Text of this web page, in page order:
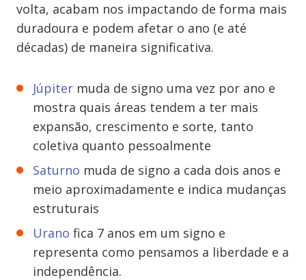
volta, acabam nos impactando de forma mais
duradoura e podem afetar o ano (e até
décadas) de maneira significativa.
Júpiter muda de signo uma vez por ano e
mostra quais áreas tendem a ter mais
expansão, crescimento e sorte, tanto
coletiva quanto pessoalmente
Saturno muda de signo a cada dois anos e
meio aproximadamente e indica mudanças
estruturais
Urano fica 7 anos em um signo e
representa como pensamos a liberdade e a
independência.